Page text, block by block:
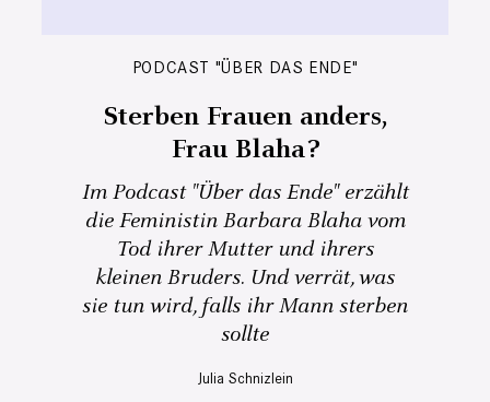
PODCAST "ÜBER DAS ENDE"
Sterben Frauen anders,
Frau Blaha?
Im Podcast "Über das Ende" erzählt
die Feministin Barbara Blaha vom
Tod ihrer Mutter und ihrers
kleinen Bruders. Und verrät, was
sie tun wird, falls ihr Mann sterben
sollte
Julia Schnizlein